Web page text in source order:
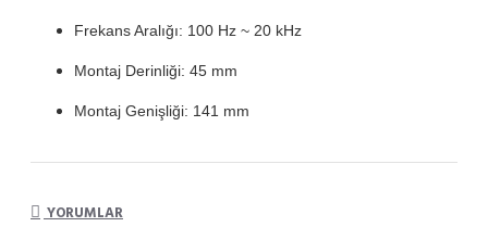
Frekans Aralığı: 100 Hz ~ 20 kHz
Montaj Derinliği: 45 mm
Montaj Genişliği: 141 mm
YORUMLAR